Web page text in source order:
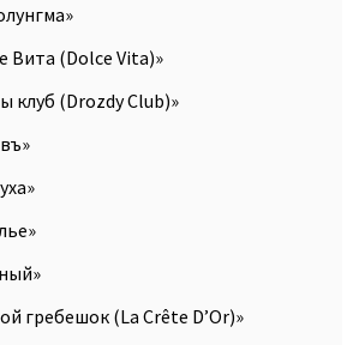
Вита (Dolce Vita)»
клуб (Drozdy Club)»
гребешок (La Crête D’Or)»